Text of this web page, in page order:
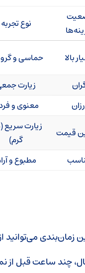
نوع تجربه
بالا
حماسی و
زیارت
معنوی و
قیمت
زیارت سریع
گرم)
مطبوع و
زمان‌بندی می‌توانید